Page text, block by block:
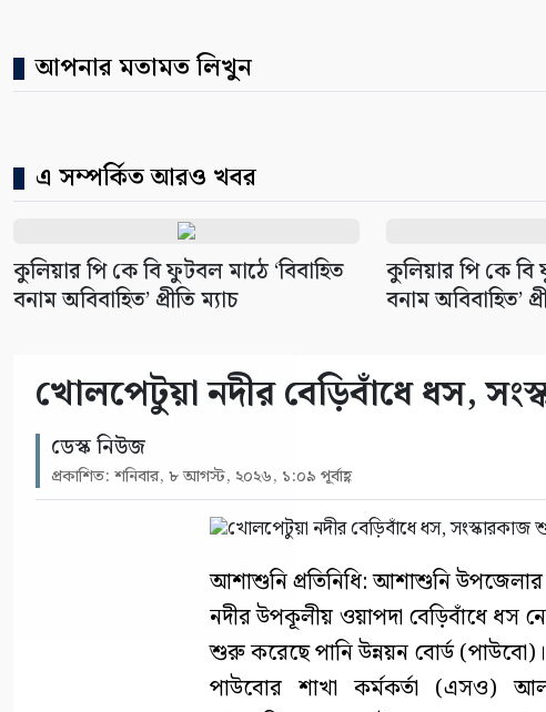
আপনার মতামত লিখুন
এ সম্পর্কিত আরও খবর
কুলিয়ার পি কে বি ফুটবল মাঠে ‘বিবাহিত
বনাম অবিবাহিত’ প্রীতি ম্যাচ
কুলিয়ার পি কে বি
বনাম অবিবাহিত’
খোলপেটুয়া নদীর বেড়িবাঁধে ধস,
ডেস্ক নিউজ
প্রকাশিত: শনিবার, ৮ আগস্ট, ২০২৬, ১:০৯ পূর্বাহ্ণ
আশাশুনি প্রতিনিধি: আশাশুনি
নদীর উপকূলীয় ওয়াপদা বেড়িবাঁধে ধস
শুরু করেছে পানি উন্নয়ন বোর্ড (পাউবো)।
পাউবোর শাখা কর্মকর্তা (এসও)